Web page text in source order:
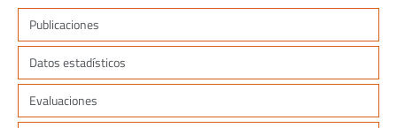
Publicaciones
Datos estadísticos
Evaluaciones